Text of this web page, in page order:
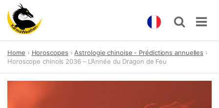
content
Home Horoscopes
Astrologie chinoise - Prédictions annuelles
Horoscope chinois 2036 – L’Année du Dragon de Feu